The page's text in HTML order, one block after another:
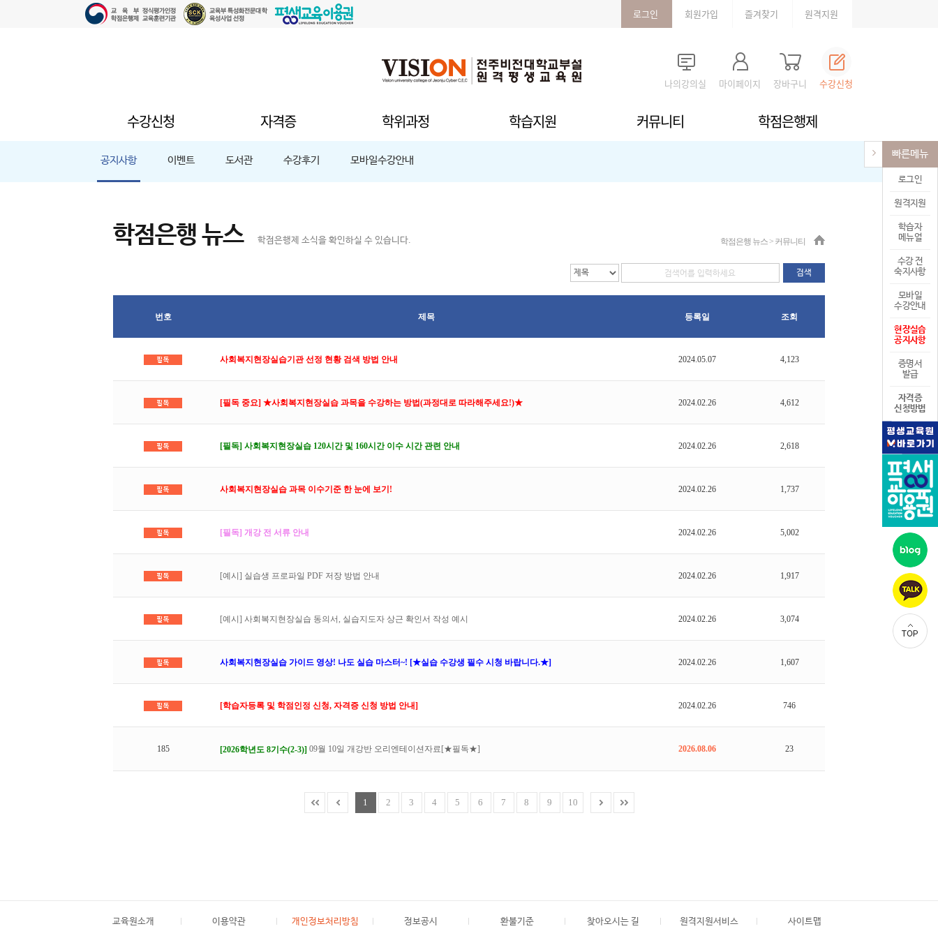
로그인 회원가입 즐겨찾기 원격지원
나의강의실 마이페이지 장바구니 수강신청
수강신청 자격증 학위과정 학습지원 커뮤니티 학점은행제
빠른메뉴
로그인
원격지원
학습자
메뉴얼
수강 전
숙지사항
모바일
수강안내
현장실습
공지사항
증명서
발급
자격증
신청방법
공지사항 이벤트 도서관 수강후기 모바일수강안내
학점은행 뉴스 학점은행제 소식을 확인하실 수 있습니다. 학점은행 뉴스 > 커뮤니티
검색어를 입력하세요 검색
번호 제목 등록일 조회
사회복지현장실습기관 선정 현황 검색 방법 안내 2024.05.07 4,123
[필독 중요] ★사회복지현장실습 과목을 수강하는 방법(과정대로 따라해주세요!)★ 2024.02.26 4,612
[필독] 사회복지현장실습 120시간 및 160시간 이수 시간 관련 안내 2024.02.26 2,618
사회복지현장실습 과목 이수기준 한 눈에 보기! 2024.02.26 1,737
[필독] 개강 전 서류 안내 2024.02.26 5,002
[예시] 실습생 프로파일 PDF 저장 방법 안내 2024.02.26 1,917
[예시] 사회복지현장실습 동의서, 실습지도자 상근 확인서 작성 예시 2024.02.26 3,074
사회복지현장실습 가이드 영상! 나도 실습 마스터~! [★실습 수강생 필수 시청 바랍니다.★] 2024.02.26 1,607
[학습자등록 및 학점인정 신청, 자격증 신청 방법 안내] 2024.02.26 746
185 [2026학년도 8기수(2-3)] 09월 10일 개강반 오리엔테이션자료[★필독★] 2026.08.06 23
1 2 3 4 5 6 7 8 9 10
교육원소개 이용약관 개인정보처리방침 정보공시 환불기준 찾아오시는 길 원격지원서비스 사이트맵